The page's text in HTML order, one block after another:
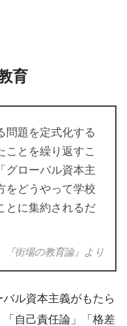
育
問題を定式化する
ことを繰り返すこ
グローバル資本主
をどうやって学校
とに集約されるだ
『街場の教育論』より
ル資本主義がもたら
自己責任論」「格差